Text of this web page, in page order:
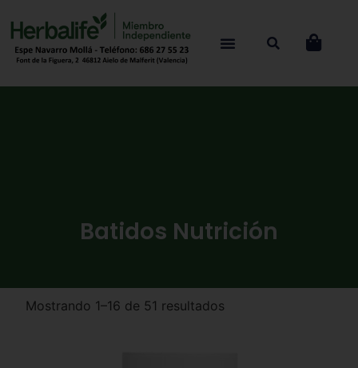
Batidos Nutrición
Mostrando 1–16 de 51 resultados